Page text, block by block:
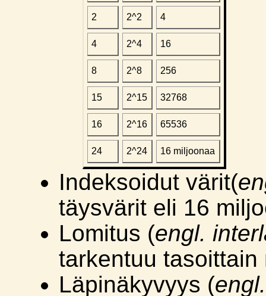
2 2^2 4
4 2^4 16
8 2^8 256
15 2^15 32768
16 2^16 65536
24 2^24 16 miljoonaa
Indeksoidut värit(
täysvärit eli 16
Lomitus (engl.
tarkentuu tasoittain
Läpinäkyvyys (